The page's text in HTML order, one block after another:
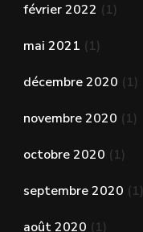
février 2022 (1)
mai 2021 (1)
décembre 2020 (1)
novembre 2020 (1)
octobre 2020 (1)
septembre 2020 (1)
août 2020 (1)